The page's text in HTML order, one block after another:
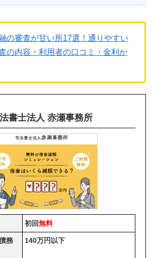
の審査が甘い所17選！通りやすい
の内容・利用者の口コミ・金利か
書士法人 赤瀬事務所
初回無料
務
140万円以下